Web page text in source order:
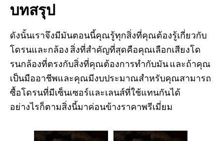
บทสรุป
ดังนั้นเราจึงมีมันตอนนี้คุณรู้ทุกสิ่งที่คุณต้องรู้เกี่ยวกับ
โดรนและกล้อง สิ่งที่สำคัญที่สุดคือคุณเลือกเสียงโด
รนกล้องที่ตรงกับสิ่งที่คุณต้องการทำกับมัน และถ้าคุณ
เป็นมืออาชีพและคุณมีงบประมาณสำหรับคุณสามารถ
ซื้อโดรนที่มีเซ็นเซอร์และเลนส์ที่ใช้แทนกันได้
อย่างไรก็ตามสิ่งนี้มาค่อนข้างราคาพรีเมี่ยม